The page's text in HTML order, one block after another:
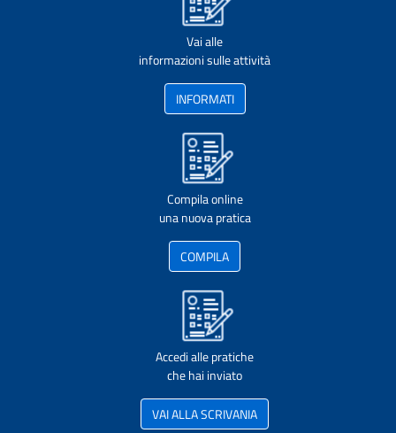
Vai alle
informazioni sulle attività
INFORMATI
Compila online
una nuova pratica
COMPILA
Accedi alle pratiche
che hai inviato
VAI ALLA SCRIVANIA